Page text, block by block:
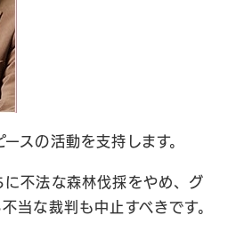
スの活動を支持します。
に不法な森林伐採をやめ、グ
当な裁判も中止すべきです。